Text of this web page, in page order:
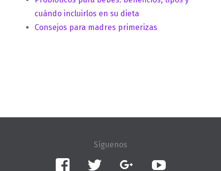
cuándo incluirlos en su dieta
Consejos para madres primerizas
Facebook Twitter Google+